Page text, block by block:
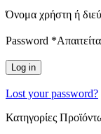
Όνομα χρήστη ή
Password *
Log in
Lost your password?
Κατηγορίες